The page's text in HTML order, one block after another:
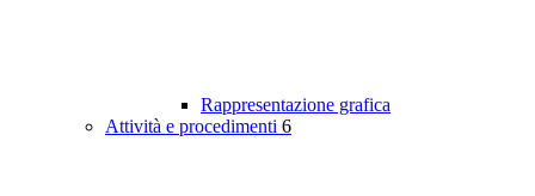
Rappresentazione grafica
Attività e procedimenti 6